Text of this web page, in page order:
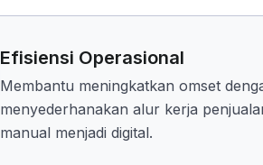
Efisiensi Operasional
Membantu meningkatkan omset
menyederhanakan alur kerja
manual menjadi digital.